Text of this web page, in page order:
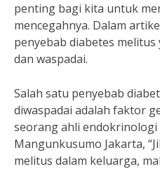
penting bagi kita untuk
mencegahnya. Dalam
penyebab diabetes
dan waspadai.
Salah satu penyebab
diwaspadai adalah faktor
seorang ahli endokrinologi
Mangunkusumo Jakarta,
melitus dalam keluarga,